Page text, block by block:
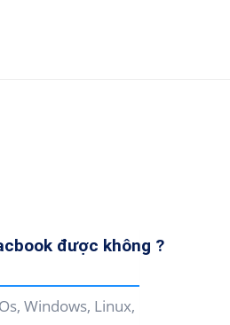
được không ?
Windows, Linux,